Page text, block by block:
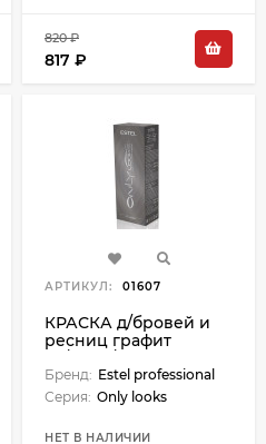
820 ₽
817 ₽
АРТИКУЛ: 01607
КРАСКА д/бровей и
ресниц графит
Бренд: Estel professional
Серия: Only looks
НЕТ В НАЛИЧИИ